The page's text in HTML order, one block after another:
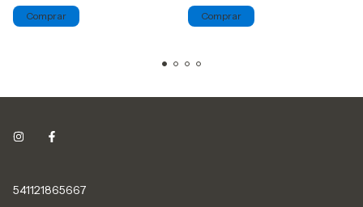
541121865667